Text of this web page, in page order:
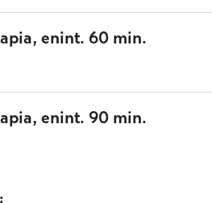
enint. 60 min.
enint. 90 min.